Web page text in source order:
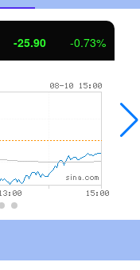
-25.90 -0.73%